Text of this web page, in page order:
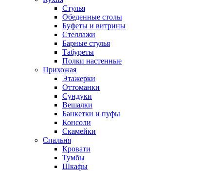
Стулья
Обеденные столы
Буфеты и витрины
Стеллажи
Барные стулья
Табуреты
Полки настенные
Прихожая
Этажерки
Оттоманки
Сундуки
Вешалки
Банкетки и пуфы
Консоли
Скамейки
Спальня
Кровати
Тумбы
Шкафы